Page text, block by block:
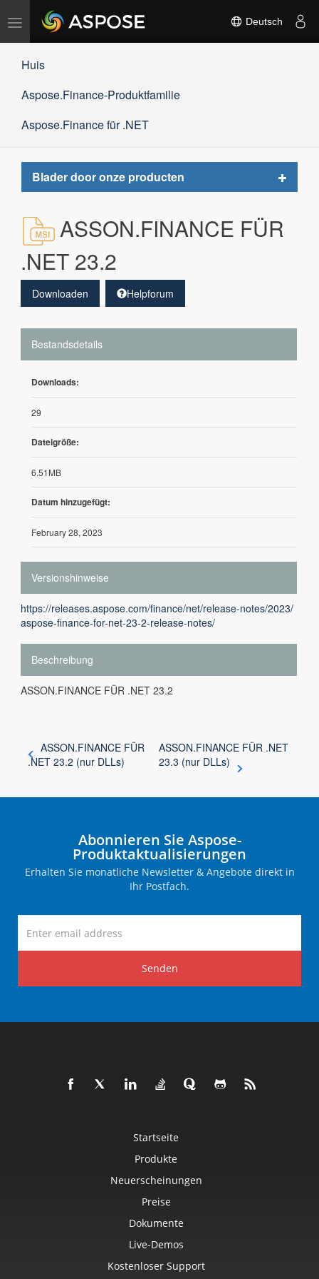
Navigation
umschalten
Deutsch
Huis
Aspose.Finance-Produktfamilie
Aspose.Finance für .NET
Blader door onze producten
Toggle
ASSON.FINANCE FÜR
.NET 23.2
Downloaden Helpforum
Bestandsdetails
Downloads:
29
Dateigröße:
6.51MB
Datum hinzugefügt:
February 28, 2023
Versionshinweise
https://releases.aspose.com/finance/net/release-notes/2023/
aspose-finance-for-net-23-2-release-notes/
Beschreibung
ASSON.FINANCE FÜR .NET 23.2
ASSON.FINANCE FÜR
.NET 23.2 (nur DLLs)
ASSON.FINANCE FÜR .NET
23.3 (nur DLLs)
Abonnieren Sie Aspose-
Produktaktualisierungen
Erhalten Sie monatliche Newsletter & Angebote direkt in
Ihr Postfach.
Senden
Startseite
Produkte
Neuerscheinungen
Preise
Dokumente
Live-Demos
Kostenloser Support